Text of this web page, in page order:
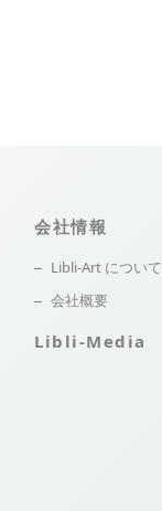
会社情報
Libli-Art について
会社概要
Libli-Media